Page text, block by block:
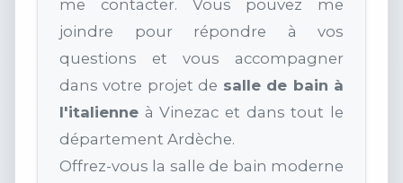
me contacter. Vous pouvez me
joindre pour répondre à vos
questions et vous accompagner
dans votre projet de salle de bain à
l'italienne à Vinezac et dans tout le
département Ardèche.
Offrez-vous la salle de bain moderne